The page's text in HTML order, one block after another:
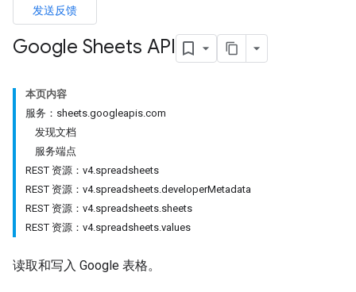
发送反馈
Google Sheets API
本页内容
服务：sheets.googleapis.com
发现文档
服务端点
REST 资源：v4.spreadsheets
REST 资源：v4.spreadsheets.developerMetadata
REST 资源：v4.spreadsheets.sheets
REST 资源：v4.spreadsheets.values
读取和写入 Google 表格。